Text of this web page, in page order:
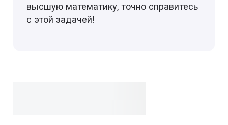
высшую математику, точно справитесь
с этой задачей!